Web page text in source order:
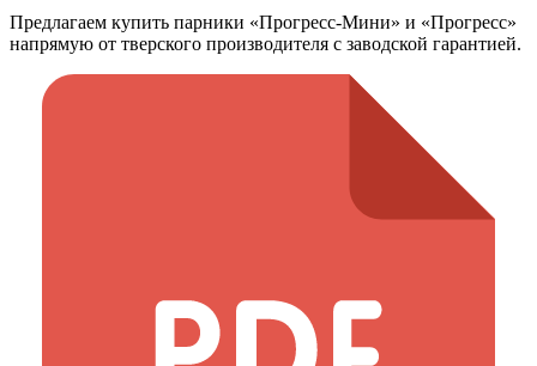
Предлагаем купить парники «Прогресс-Мини» и «Прогресс»
напрямую от тверского производителя с заводской гарантией.